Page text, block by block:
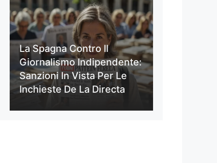
La Spagna Contro Il
Giornalismo Indipendente:
Sanzioni In Vista Per Le
Inchieste De La Directa